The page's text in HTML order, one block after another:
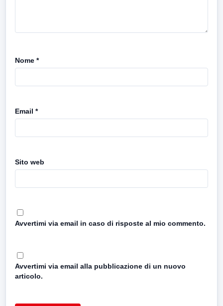
Nome *
Email *
Sito web
Avvertimi via email in caso di risposte al mio commento.
Avvertimi via email alla pubblicazione di un nuovo
articolo.